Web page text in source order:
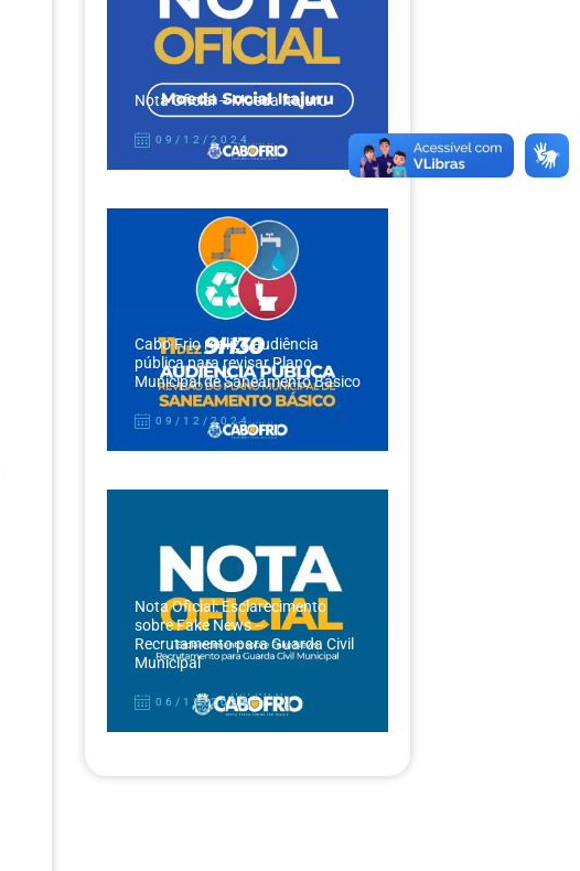
Nota Oficial – Moeda Itajuru
09/12/2024
Cabo Frio realiza audiência
pública para revisar Plano
Municipal de Saneamento Básico
09/12/2024
Nota Oficial: Esclarecimento
sobre Fake News –
Recrutamento para Guarda Civil
Municipal
06/12/2024